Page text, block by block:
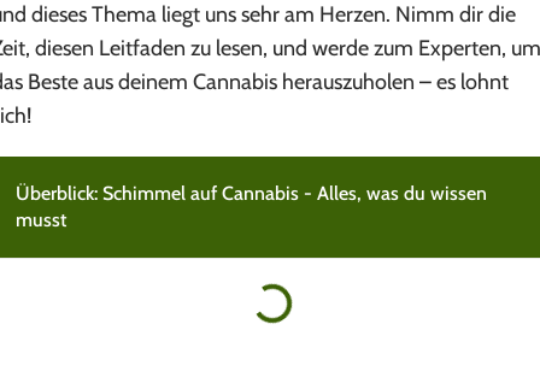
dieses Thema liegt uns sehr am Herzen. Nimm dir die
diesen Leitfaden zu lesen, und werde zum Experten, um
Beste aus deinem Cannabis herauszuholen – es lohnt
Überblick: Schimmel auf Cannabis - Alles, was du wissen
musst